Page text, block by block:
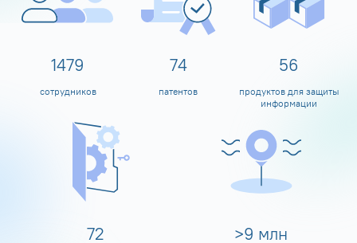
1598
сотрудников
80
патентов
60
продуктов для защиты
информации
80 >10 млн